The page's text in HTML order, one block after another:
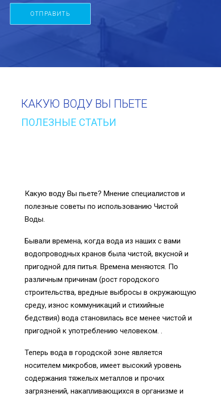
КАКУЮ ВОДУ ВЫ ПЬЕТЕ
ПОЛЕЗНЫЕ СТАТЬИ
Какую воду Вы пьете? Мнение специалистов и
полезные советы по использованию Чистой
Воды.
Бывали времена, когда вода из наших с вами
водопроводных кранов была чистой, вкусной и
пригодной для питья. Времена меняются. По
различным причинам (рост городского
строительства, вредные выбросы в окружающую
среду, износ коммуникаций и стихийные
бедствия) вода становилась все менее чистой и
пригодной к употреблению человеком. .
Теперь вода в городской зоне является
носителем микробов, имеет высокий уровень
содержания тяжелых металлов и прочих
загрязнений, накапливающихся в организме и